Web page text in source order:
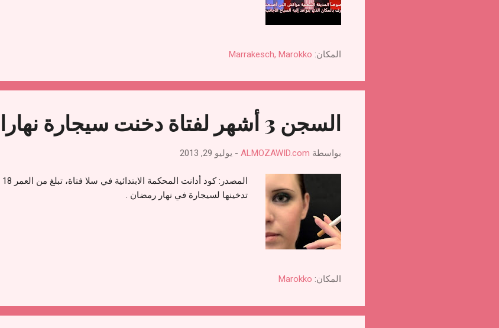
المكان: Marrakesch, Marokko
السجن 3 أشهر لفتاة دخنت سيجارة نهارا في رمضان
بواسطة ALMOZAWID.com
- يوليو 29, 2013
تدخينها لسيجارة في نهار رمضان .
المكان: Marokko